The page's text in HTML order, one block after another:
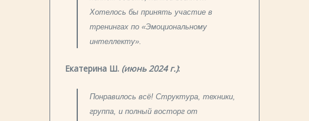
Хотелось бы принять участие в
тренингах по «Эмоциональному
интеллекту».
Екатерина Ш. (июнь 2024 г.):
Понравилось всё! Структура, техники,
группа, и полный восторг от